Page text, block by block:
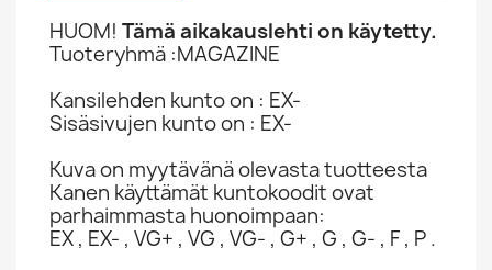
HUOM! Tämä aikakauslehti on käytetty.
Tuoteryhmä :MAGAZINE
Kansilehden kunto on : EX-
Sisäsivujen kunto on : EX-
Kuva on myytävänä olevasta tuotteesta
Kanen käyttämät kuntokoodit ovat
parhaimmasta huonoimpaan:
EX , EX- , VG+ , VG , VG- , G+ , G , G- , F , P .